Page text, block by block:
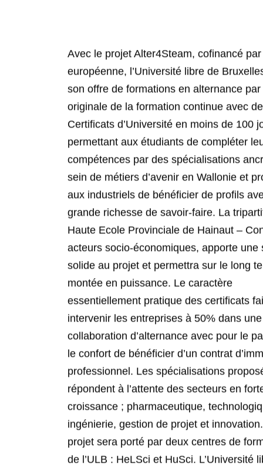
originale de la formation continue avec
Certificats d’Université en moins de 100
permettant aux étudiants de compléter
compétences par des spécialisations
sein de métiers d’avenir en Wallonie et
aux industriels de bénéficier de profils
grande richesse de savoir-faire. La
Haute Ecole Provinciale de Hainaut –
acteurs socio-économiques, apporte une
solide au projet et permettra sur le long
montée en puissance. Le caractère
essentiellement pratique des certificats
intervenir les entreprises à 50% dans
collaboration d’alternance avec pour le
le confort de bénéficier d’un contrat
professionnel. Les spécialisations
répondent à l’attente des secteurs en
croissance ; pharmaceutique,
ingénierie, gestion de projet et
projet sera porté par deux centres de
de l’ULB : HeLSci et HuSci. L’Université
Bruxelles propose, avec les certificats
universitaires d’Alter4Steam, un concept
qui pourra demain devenir un des